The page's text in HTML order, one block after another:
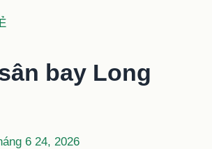
bay Long
6 24, 2026